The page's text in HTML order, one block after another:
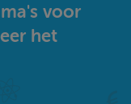
voor
het